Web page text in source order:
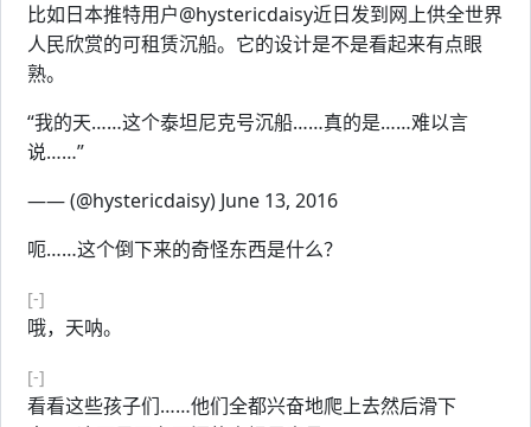
比如日本推特用户@hystericdaisy近日发到网上供全世界
人民欣赏的可租赁沉船。它的设计是不是看起来有点眼
熟。
“我的天……这个泰坦尼克号沉船……真的是……难以言
说……”
—— (@hystericdaisy) June 13, 2016
呃……这个倒下来的奇怪东西是什么？
[-]
哦，天呐。
[-]
看看这些孩子们……他们全都兴奋地爬上去然后滑下